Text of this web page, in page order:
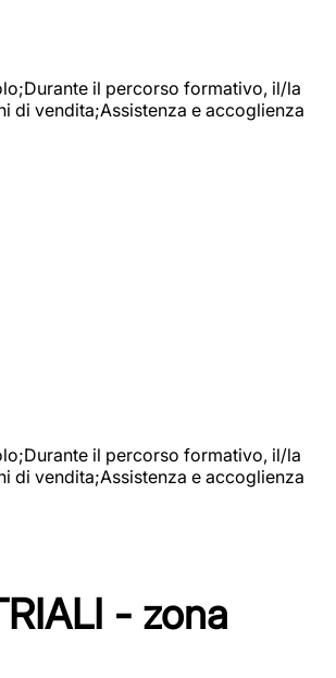
il percorso formativo, il/la
di vendita;Assistenza e accoglienza
il percorso formativo, il/la
di vendita;Assistenza e accoglienza
- zona